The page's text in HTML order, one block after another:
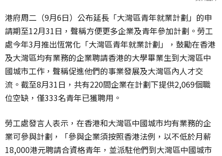
港府周二（9月6日）公布延長「大灣區青年就業計劃」的申
請期至12月31日，聲稱方便更多企業及青年參加計劃。勞工
處今年3月推出恆常化「大灣區青年就業計劃」，鼓勵在香港
及大灣區均有業務的企業聘請香港的大學畢業生到大灣區中
國城市工作，聲稱促進他們的事業發展及大灣區內人才交
流。截至8月31日，共有220間企業在計劃下提供2,069個職
位空缺，僅333名青年已獲聘用。
勞工處發言人表示，在香港和大灣區中國城市均有業務的企
業可參與計劃，「參與企業須按照香港法例，以不低於月薪
18,000港元聘請合資格青年，並派駐他們到大灣區中國城市